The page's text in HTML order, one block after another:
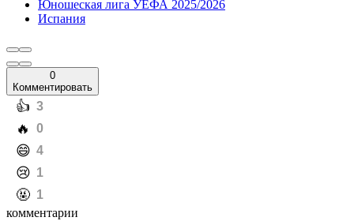
Юношеская лига УЕФА 2025/2026
Испания
0
Комментировать
️👍 3
️🔥 0
️😄 4
️😢 1
️🤬 1
комментарии